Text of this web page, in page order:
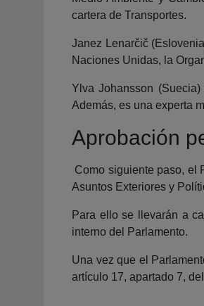
cartera de Transportes.
Janez Lenarčič
Naciones Unidas, la
Ylva Johansson
Además, es una experta
Aprobación
Como siguiente paso, el
Asuntos Exteriores y
Para ello se llevarán a
interno del Parlamento.
Una vez que el
artículo 17, apartado 7,